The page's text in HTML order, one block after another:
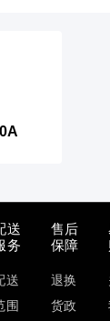
送
务
送
围
售后
保障
退换
货政